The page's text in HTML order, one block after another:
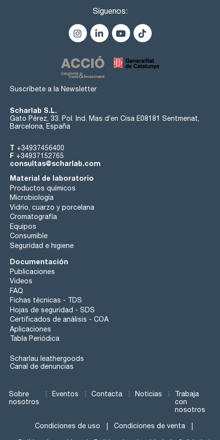
Síguenos:
Suscríbete a la Newsletter
Scharlab S.L.
Gato Pérez, 33. Pol. Ind. Mas d’en Cisa E08181 Sentmenat,
Barcelona, España
T +34937456400
F +34937152765
consultas@scharlab.com
Material de laboratorio
Productos químicos
Microbiología
Vidrio, cuarzo y porcelana
Cromatografía
Equipos
Consumible
Seguridad e higiene
Documentación
Publicaciones
Videos
FAQ
Fichas técnicas - TDS
Hojas de seguridad - SDS
Certificados de análisis - COA
Aplicaciones
Tabla Periódica
Scharlau leathergoods
Canal de denuncias
Sobre
nosotros
Eventos Contacta Noticias
Trabaja
con
nosotros
Condiciones de uso Condiciones de venta